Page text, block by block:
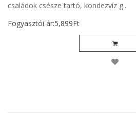
családok csésze tartó, kondezvíz g..
Fogyasztói ár:5,899Ft